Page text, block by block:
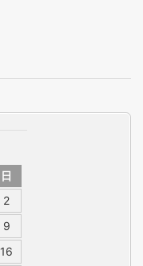
日
2
9
16